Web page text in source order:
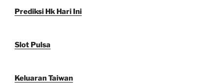
Prediksi Hk Hari Ini
Slot Pulsa
Keluaran Taiwan